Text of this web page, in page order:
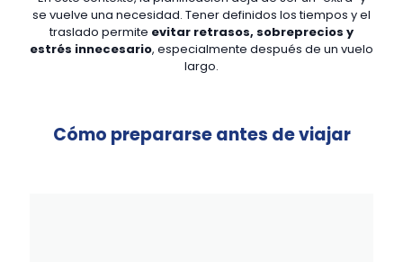
se vuelve una necesidad. Tener definidos los tiempos y el
traslado permite evitar retrasos, sobreprecios y
estrés innecesario, especialmente después de un vuelo
largo.
Cómo prepararse antes de viajar